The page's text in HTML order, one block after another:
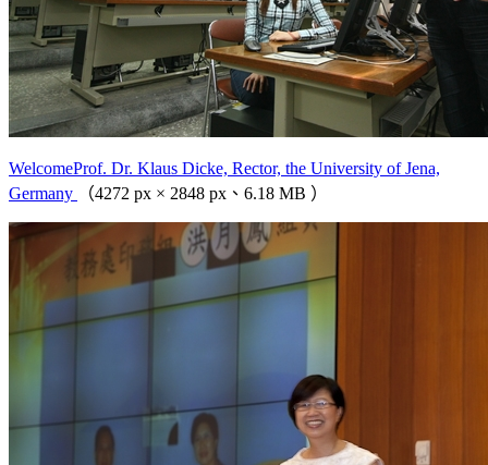
WelcomeProf. Dr. Klaus Dicke, Rector, the University of Jena,
Germany
（4272 px × 2848 px、6.18 MB ）